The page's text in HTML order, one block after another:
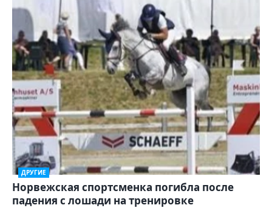
ДРУГИЕ
Норвежская спортсменка погибла после
падения с лошади на тренировке